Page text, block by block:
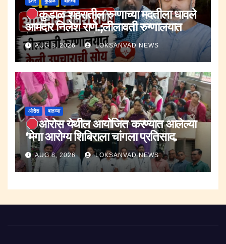
कुडाळ शहरातील रुग्णाच्या मदतीला धावले
आमदार निलेश राणे.;लीलावती रुग्णालयात
केली उपचाराची सोय.
AUG 8, 2026 LOKSANVAD NEWS
ओरोस बातम्या
ओरोस येथील आयोजित करण्यात आलेल्या
‘मेगा आरोग्य शिबिराला चांगला प्रतिसाद.
AUG 8, 2026 LOKSANVAD NEWS